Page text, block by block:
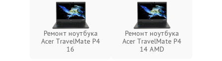
Ремонт ноутбука
Acer TravelMate P4
16
Ремонт ноутбука
Acer TravelMate P4
14 AMD